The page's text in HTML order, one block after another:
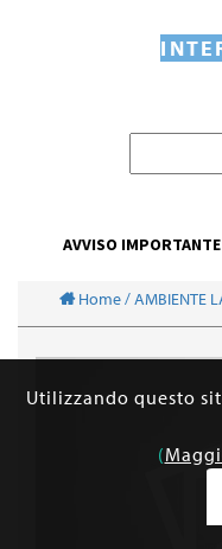
AVVISO IMPORTANTE
Home / AMBIENTE
Utilizzando questo
(